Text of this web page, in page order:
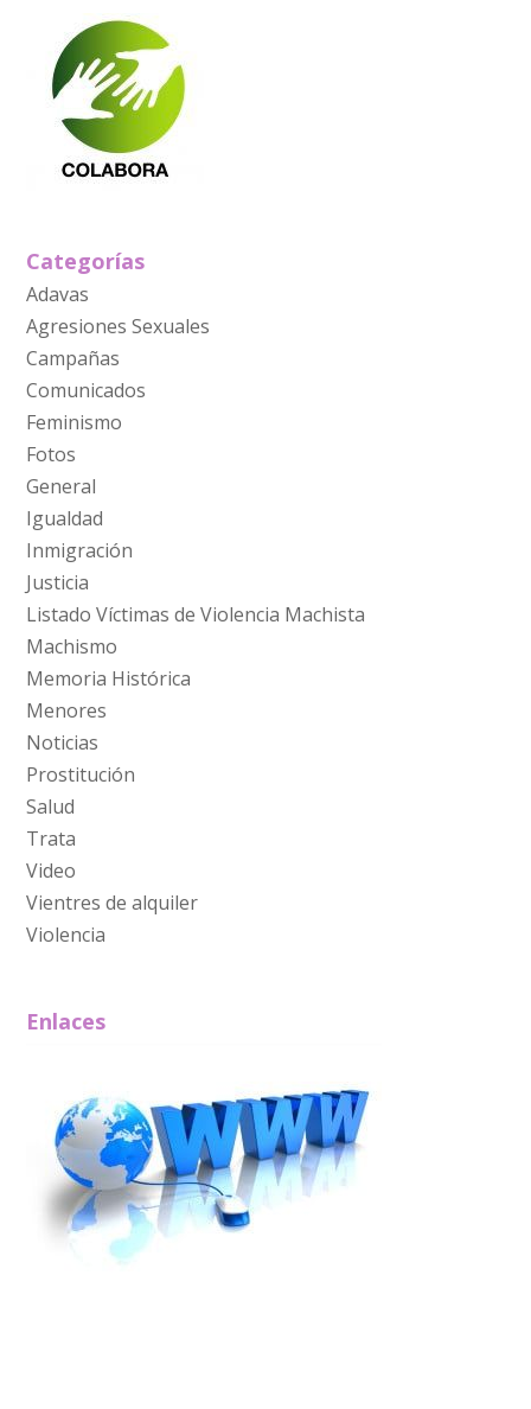
Categorías
Adavas
Agresiones Sexuales
Campañas
Comunicados
Feminismo
Fotos
General
Igualdad
Inmigración
Justicia
Listado Víctimas de Violencia Machista
Machismo
Memoria Histórica
Menores
Noticias
Prostitución
Salud
Trata
Video
Vientres de alquiler
Violencia
Enlaces